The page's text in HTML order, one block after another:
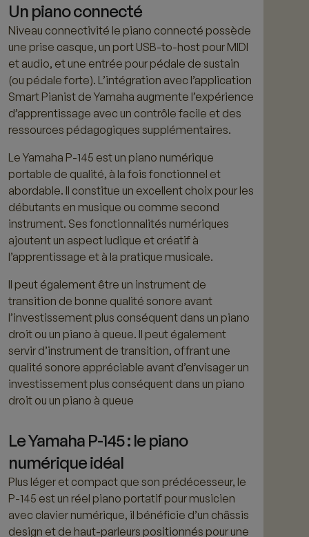
Un piano connecté
Niveau connectivité le piano connecté possède
une prise casque, un port USB-to-host pour MIDI
et audio, et une entrée pour pédale de sustain
(ou pédale forte). L’intégration avec l’application
Smart Pianist de Yamaha augmente l’expérience
d’apprentissage avec un contrôle facile et des
ressources pédagogiques supplémentaires.
Le Yamaha P-145 est un piano numérique
portable de qualité, à la fois fonctionnel et
abordable. Il constitue un excellent choix pour les
débutants en musique ou comme second
instrument. Ses fonctionnalités numériques
ajoutent un aspect ludique et créatif à
l’apprentissage et à la pratique musicale.
Il peut également être un instrument de
transition de bonne qualité sonore avant
l’investissement plus conséquent dans un piano
droit ou un piano à queue. Il peut également
servir d’instrument de transition, offrant une
qualité sonore appréciable avant d’envisager un
investissement plus conséquent dans un piano
droit ou un piano à queue
Le Yamaha P-145 : le piano
numérique idéal
Plus léger et compact que son prédécesseur, le
P-145 est un réel piano portatif pour musicien
avec clavier numérique, il bénéficie d’un châssis
design et de haut-parleurs positionnés pour une